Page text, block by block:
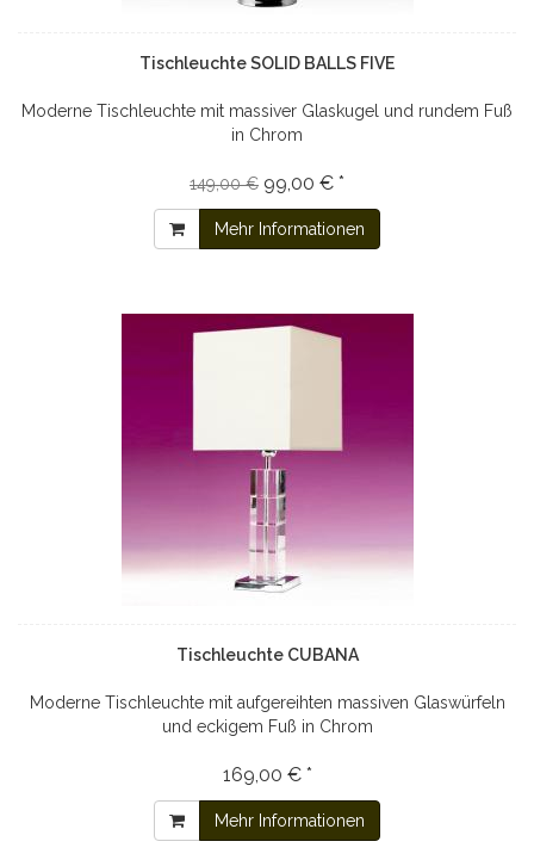
Tischleuchte SOLID BALLS FIVE
Moderne Tischleuchte mit massiver Glaskugel und rundem Fuß
in Chrom
149,00 € 99,00 € *
Mehr Informationen
Tischleuchte CUBANA
Moderne Tischleuchte mit aufgereihten massiven Glaswürfeln
und eckigem Fuß in Chrom
169,00 € *
Mehr Informationen